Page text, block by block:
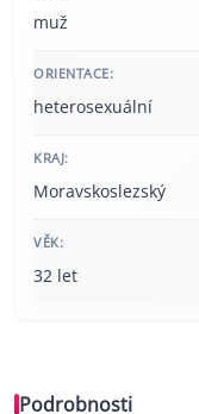
muž
ORIENTACE:
heterosexuální
KRAJ:
Moravskoslezský
VĚK:
32 let
Podrobnosti